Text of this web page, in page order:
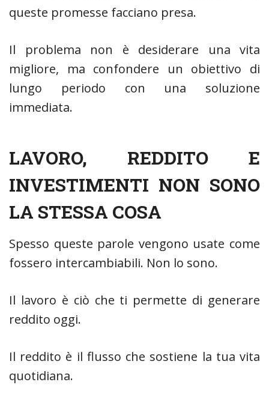
queste promesse facciano presa.
Il problema non è desiderare una vita
migliore, ma confondere un obiettivo di
lungo periodo con una soluzione
immediata.
LAVORO, REDDITO E
INVESTIMENTI NON SONO
LA STESSA COSA
Spesso queste parole vengono usate come
fossero intercambiabili. Non lo sono.
Il lavoro è ciò che ti permette di generare
reddito oggi.
Il reddito è il flusso che sostiene la tua vita
quotidiana.